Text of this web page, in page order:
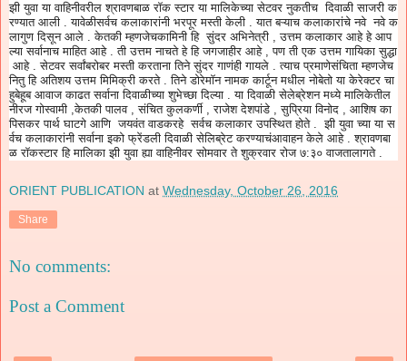
झी युवा या वाहिनीवरील श्रावणबाळ रॉक स्टार या मालिकेच्या सेटवर नुकतीच दिवाळी साजरी क
रण्यात आली .यावेळीसर्वच कलाकारांनी भरपूर मस्ती केली .यात बऱ्याच कलाकारांचे नवे नवे क
लागुण दिसून आले .केतकी म्हणजेचकामिनी हि सुंदर अभिनेत्री ,उत्तम कलाकार आहे हे आप
ल्या सर्वानाच माहित आहे.ती उत्तम नाचते हे हि जगजाहीर आहे,पण ती एक उत्तम गायिका सुद्धा
आहे.सेटवर सर्वांबरोबर मस्ती करताना तिने सुंदर गाणंही गायले .त्याच प्रमाणेसंचिता म्हणजेच
नितु हि अतिशय उत्तम मिमिक्री करते.तिने डोरेमॉन नामक कार्टून मधील नोबेतो या केरेक्टर चा
हुबेहूब आवाज काढत सर्वाना दिवाळीच्या शुभेच्छा दिल्या .या दिवाळी सेलेब्रेशन मध्ये मालिकेतील
नीरज गोस्वामी ,केतकी पालव,संचित कुलकर्णी ,राजेश देशपांडे ,सुप्रिया विनोद आशिष का
पिसकर पार्थ घाटगे आणि जयवंत वाडकरहे सर्वच कलाकार उपस्थित होते.झी युवा च्या या स
र्वच कलाकारांनी सर्वाना इको फ्रेंडली दिवाळी सेलिब्रेट करण्याचंआवाहन केले आहे.श्रावणबा
ळ रॉकस्टार हि मालिका झी युवा ह्या वाहिनीवर सोमवार ते शुक्रवार रोज ७:३० वाजतालागते.
ORIENT PUBLICATION at Wednesday, October 26, 2016
Share
No comments:
Post a Comment